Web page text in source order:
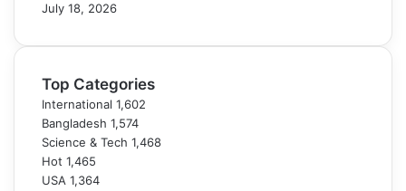
July 18, 2026
Top Categories
International 1,602
Bangladesh 1,574
Science & Tech 1,468
Hot 1,465
USA 1,364